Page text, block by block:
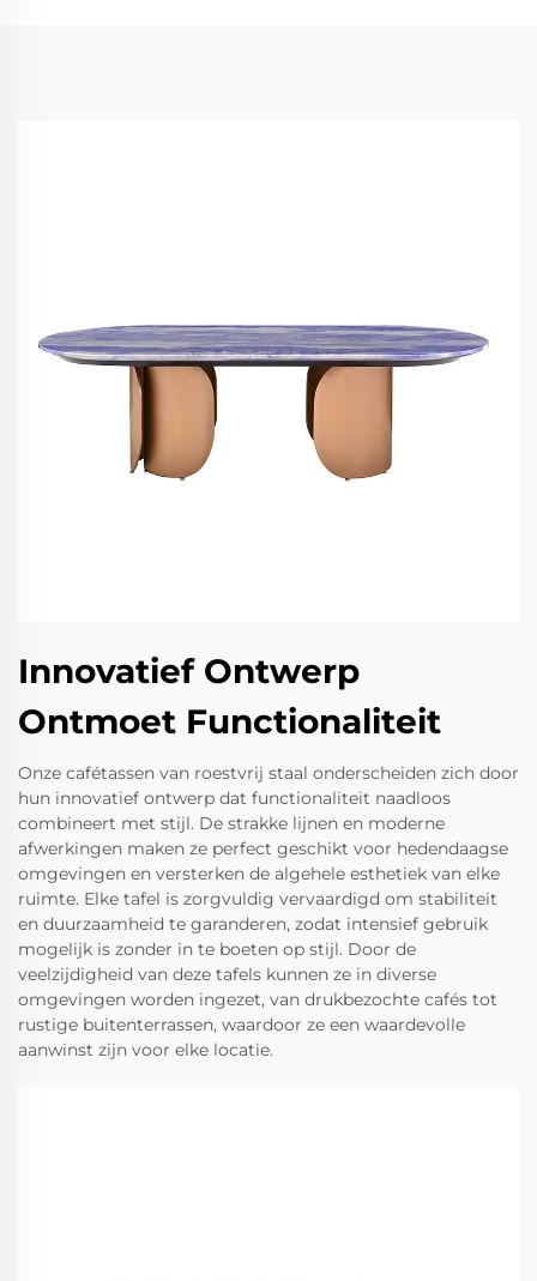
Innovatief Ontwerp
Ontmoet Functionaliteit
Onze cafétassen van roestvrij staal onderscheiden zich door
hun innovatief ontwerp dat functionaliteit naadloos
combineert met stijl. De strakke lijnen en moderne
afwerkingen maken ze perfect geschikt voor hedendaagse
omgevingen en versterken de algehele esthetiek van elke
ruimte. Elke tafel is zorgvuldig vervaardigd om stabiliteit
en duurzaamheid te garanderen, zodat intensief gebruik
mogelijk is zonder in te boeten op stijl. Door de
veelzijdigheid van deze tafels kunnen ze in diverse
omgevingen worden ingezet, van drukbezochte cafés tot
rustige buitenterrassen, waardoor ze een waardevolle
aanwinst zijn voor elke locatie.